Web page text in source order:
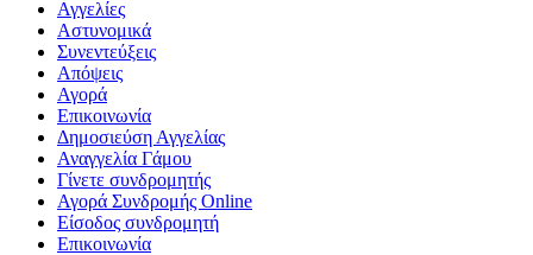
Αγγελίες
Αστυνομικά
Συνεντεύξεις
Απόψεις
Αγορά
Επικοινωνία
Δημοσιεύση Αγγελίας
Αναγγελία Γάμου
Γίνετε συνδρομητής
Αγορά Συνδρομής Online
Είσοδος συνδρομητή
Επικοινωνία